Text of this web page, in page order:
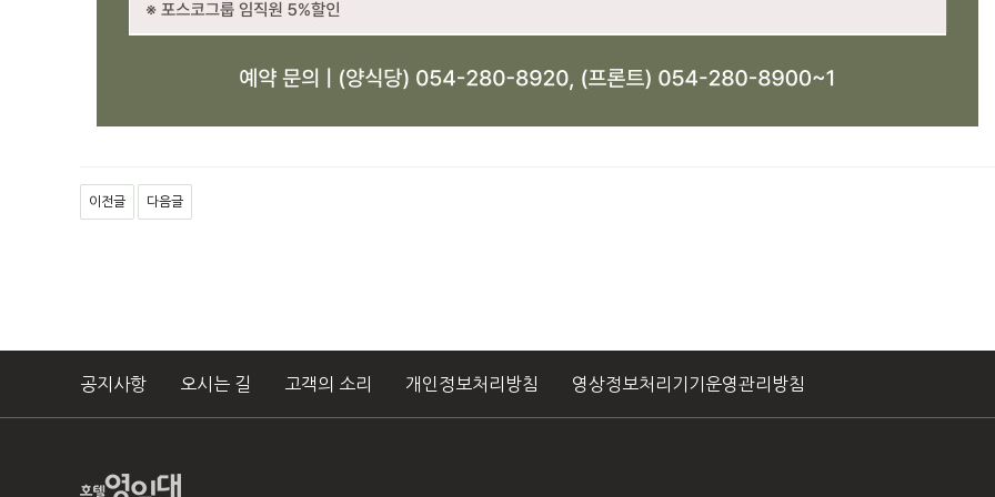
이전글 다음글
공지사항 오시는 길 고객의 소리 개인정보처리방침 영상정보처리기기운영관리방침